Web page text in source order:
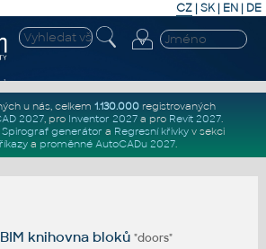
CZ | SK| EN | DE
u nás, celkem 1.130.000registrovaných
2027, pro Inventor 2027a pro Revit 2027.
Spirograf generátor a Regresní křivkyv sekci
a proměnné AutoCADu 2027.
knihovna bloků"doors"